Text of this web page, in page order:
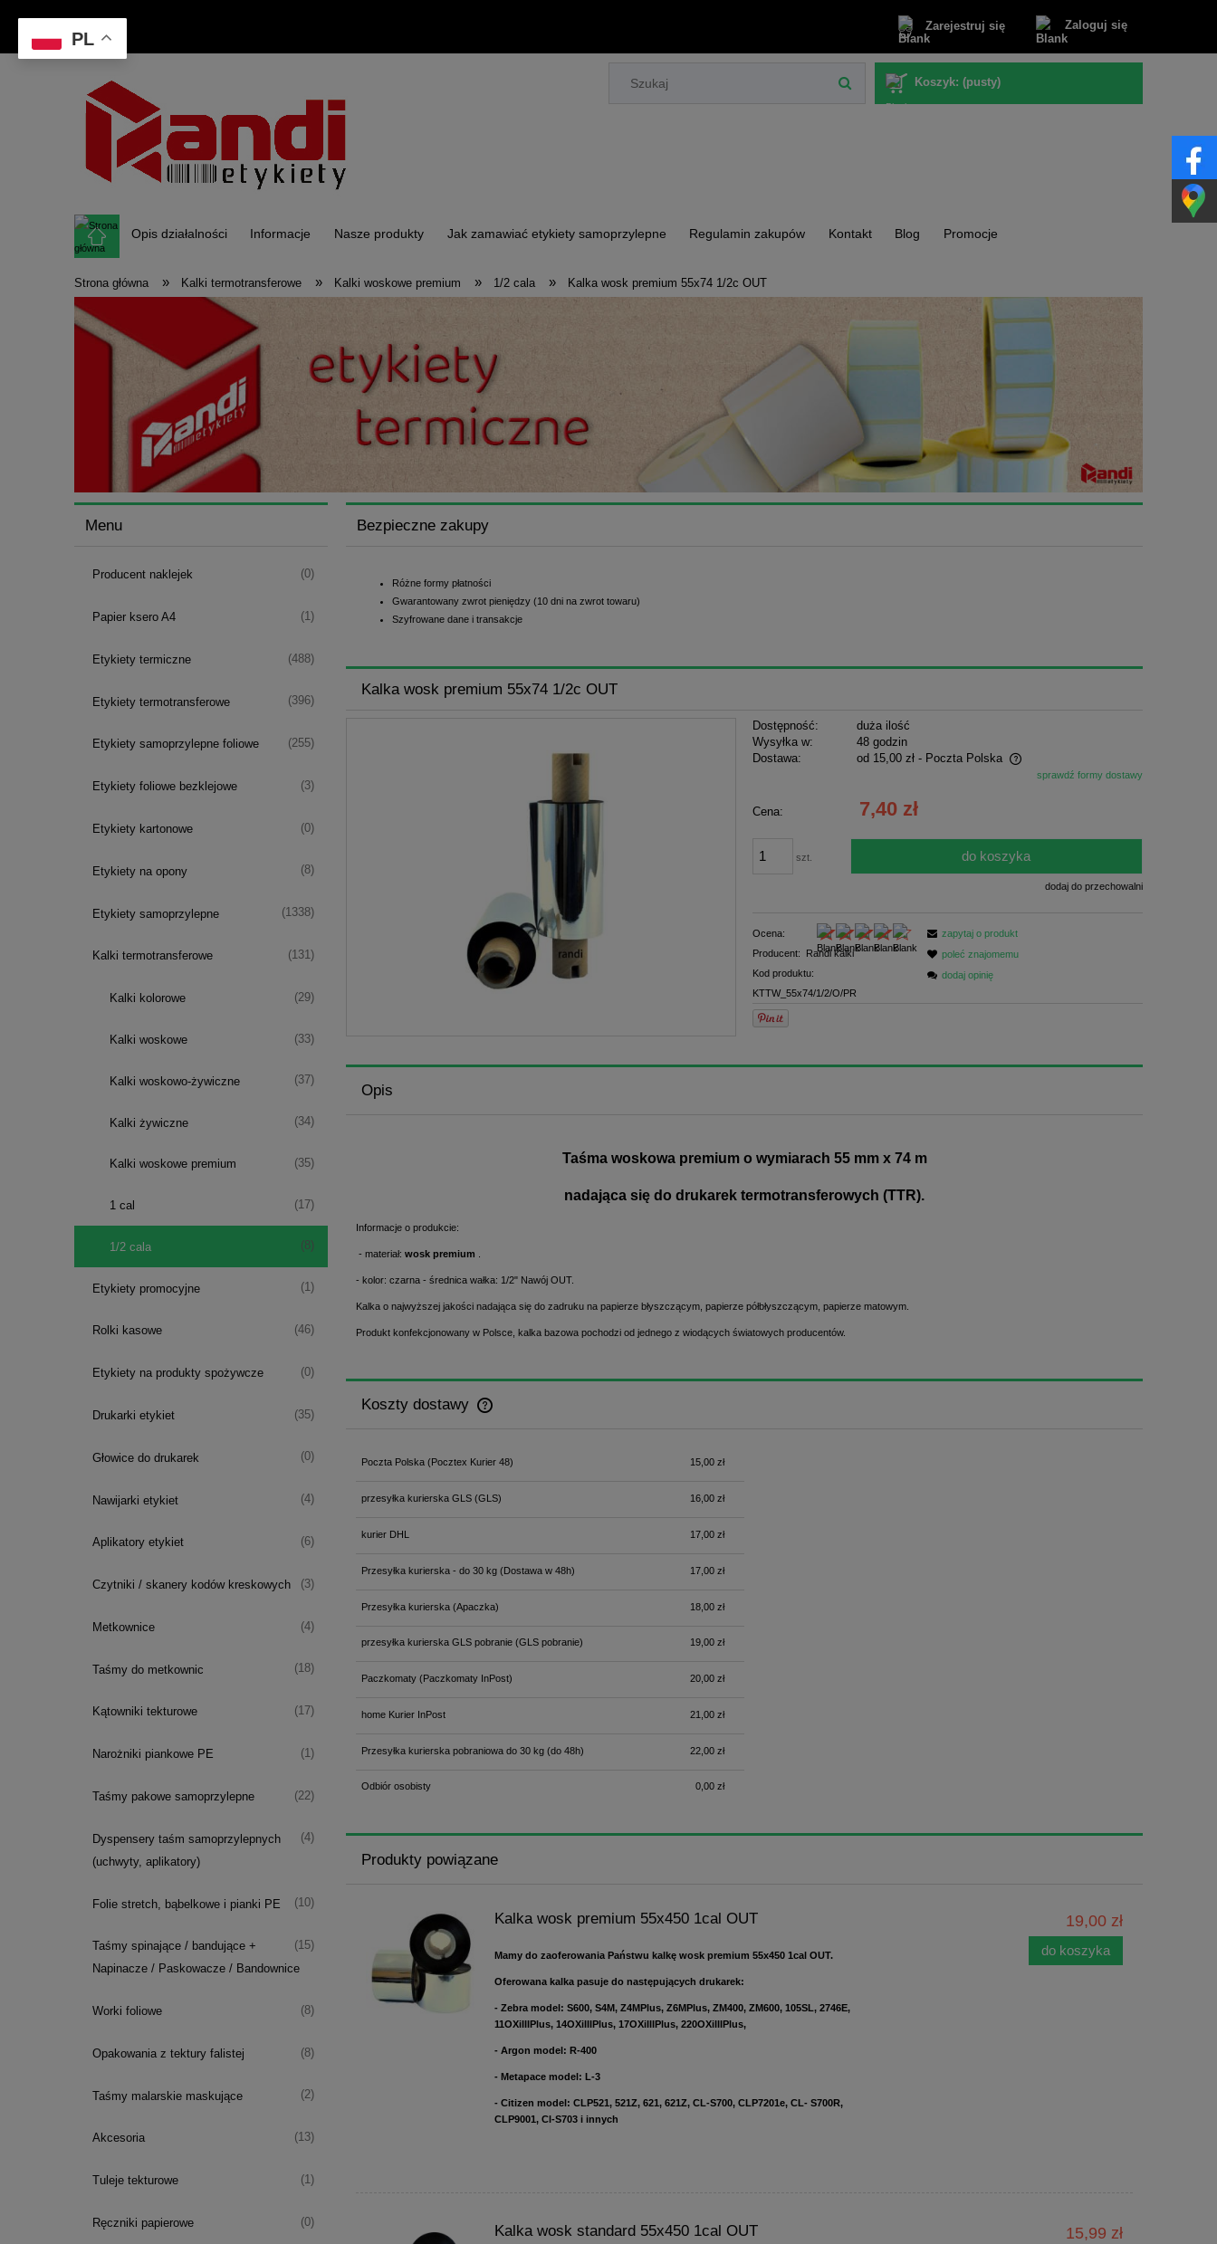
Zarejestruj się Zaloguj się
Koszyk: (pusty)
Opis działalności Informacje Nasze produkty Jak zamawiać etykiety samoprzylepne Regulamin zakupów Kontakt Blog Promocje
Strona główna » Kalki termotransferowe » Kalki woskowe premium » 1/2 cala » Kalka wosk premium 55x74 1/2c OUT
Menu
Producent naklejek (0)
Papier ksero A4 (1)
Etykiety termiczne (488)
Etykiety termotransferowe (396)
Etykiety samoprzylepne foliowe (255)
Etykiety foliowe bezklejowe (3)
Etykiety kartonowe (0)
Etykiety na opony (8)
Etykiety samoprzylepne (1338)
Kalki termotransferowe (131)
Kalki kolorowe (29)
Kalki woskowe (33)
Kalki woskowo-żywiczne (37)
Kalki żywiczne (34)
Kalki woskowe premium (35)
1 cal (17)
1/2 cala (8)
Etykiety promocyjne (1)
Rolki kasowe (46)
Etykiety na produkty spożywcze (0)
Drukarki etykiet (35)
Głowice do drukarek (0)
Nawijarki etykiet (4)
Aplikatory etykiet (6)
Czytniki / skanery kodów kreskowych (3)
Metkownice (4)
Taśmy do metkownic (18)
Kątowniki tekturowe (17)
Narożniki piankowe PE (1)
Taśmy pakowe samoprzylepne (22)
Dyspensery taśm samoprzylepnych
(uchwyty, aplikatory)
(4)
Folie stretch, bąbelkowe i pianki PE (10)
Taśmy spinające / bandujące +
Napinacze / Paskowacze / Bandownice
(15)
Worki foliowe (8)
Opakowania z tektury falistej (8)
Taśmy malarskie maskujące (2)
Akcesoria (13)
Tuleje tekturowe (1)
Ręczniki papierowe (0)
Bezpieczne zakupy
Różne formy płatności
Gwarantowany zwrot pieniędzy (10 dni na zwrot towaru)
Szyfrowane dane i transakcje
Kalka wosk premium 55x74 1/2c OUT
Dostępność:
duża ilość
Wysyłka w:
48 godzin
Dostawa:
od 15,00 zł - Poczta Polska
Cena nie zawiera ewentualnych kosztów
płatności
sprawdź formy dostawy
Cena: 7,40 zł
szt. do koszyka
dodaj do przechowalni
Ocena:
Producent:
Randi kalki
Kod produktu:
KTTW_55x74/1/2/O/PR
zapytaj o produkt
poleć znajomemu
dodaj opinię
Opis
Taśma woskowa premium o wymiarach 55 mm x 74 m
nadająca się do drukarek termotransferowych (TTR).
Informacje o produkcie:
- materiał: wosk premium
- kolor: czarna - średnica wałka: 1/2" Nawój OUT.
Kalka o najwyższej jakości nadająca się do zadruku na papierze błyszczącym, papierze półbłyszczącym, papierze matowym.
Produkt konfekcjonowany w Polsce, kalka bazowa pochodzi od jednego z wiodących światowych producentów.
Koszty dostawy
płatności
Poczta Polska(Pocztex Kurier 48) 15,00 zł
przesyłka kurierska GLS(GLS) 16,00 zł
kurier DHL 17,00 zł
Przesyłka kurierska - do 30 kg(Dostawa w 48h) 17,00 zł
Przesyłka kurierska (Apaczka) 18,00 zł
przesyłka kurierska GLS pobranie(GLS pobranie) 19,00 zł
Paczkomaty(Paczkomaty InPost) 20,00 zł
home Kurier InPost 21,00 zł
Przesyłka kurierska pobraniowa do 30 kg(do 48h) 22,00 zł
Odbiór osobisty 0,00 zł
Produkty powiązane
Kalka wosk premium 55x450 1cal OUT
Mamy do zaoferowania Państwu kalkę wosk premium 55x450 1cal OUT.
Oferowana kalka pasuje do następujących drukarek:
- Zebra model: S600, S4M, Z4MPlus, Z6MPlus, ZM400, ZM600, 105SL, 2746E,
11OXiIIIPlus, 14OXiIIIPlus, 17OXiIIIPlus, 220OXiIIIPlus,
- Argon model: R-400
- Metapace model: L-3
- Citizen model: CLP521, 521Z, 621, 621Z, CL-S700, CLP7201e, CL- S700R,
CLP9001, Cl-S703 i innych
19,00 zł
do koszyka
Kalka wosk standard 55x450 1cal OUT 15,99 zł
PL